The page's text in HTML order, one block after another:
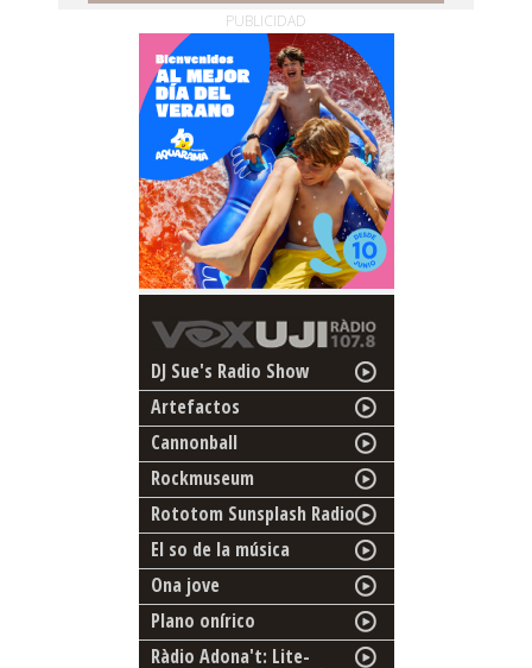
PUBLICIDAD
DJ Sue's Radio Show
Artefactos
Cannonball
Rockmuseum
Rototom Sunsplash Radio
El so de la música
Ona jove
Plano onírico
Ràdio Adona't: Lite-